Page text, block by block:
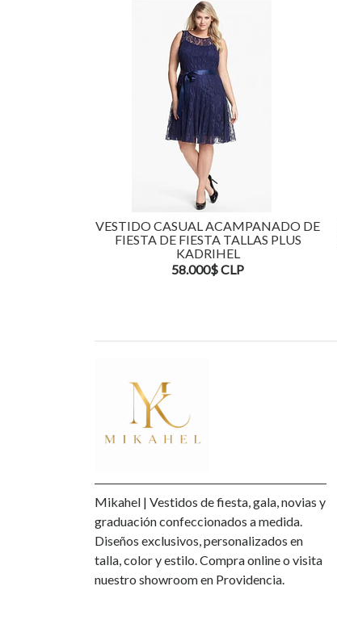
VESTIDO CASUAL ACAMPANADO DE
FIESTA DE FIESTA TALLAS PLUS
KADRIHEL
58.000$ CLP
Mikahel | Vestidos de fiesta, gala, novias y
graduación confeccionados a medida.
Diseños exclusivos, personalizados en
talla, color y estilo. Compra online o visita
nuestro showroom en Providencia.